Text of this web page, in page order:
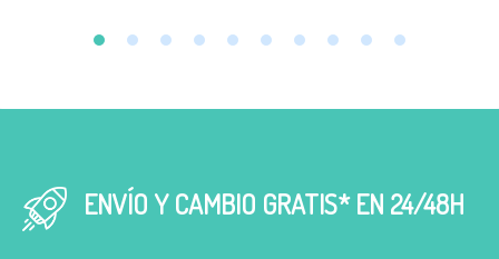
ENVÍO Y CAMBIO GRATIS* EN 24/48H